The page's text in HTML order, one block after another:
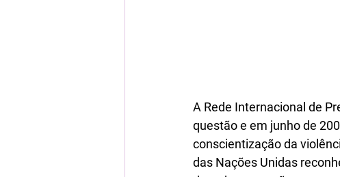
A Rede Internacional de
questão e em junho de
conscientização da
das Nações Unidas